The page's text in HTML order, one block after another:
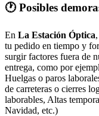
🕐 Posibles
En La Estación Óptica
tu pedido en tiempo y
surgir factores fuera de
entrega, como por
Huelgas o paros
de carreteras o cierres
laborables, Altas
Navidad, etc.)